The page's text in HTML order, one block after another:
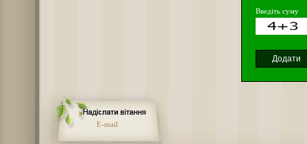
Введіть суму
E-mail